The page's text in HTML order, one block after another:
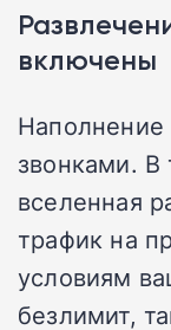
включены
Наполнение
звонками. В
вселенная
трафик на
условиям
безлимит,